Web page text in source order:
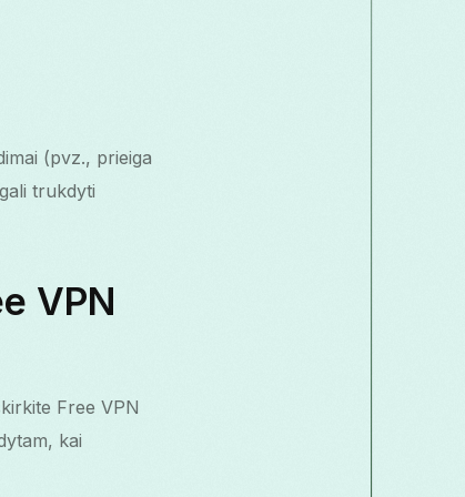
(pvz., prieiga
trukdyti
VPN
Free VPN
kai